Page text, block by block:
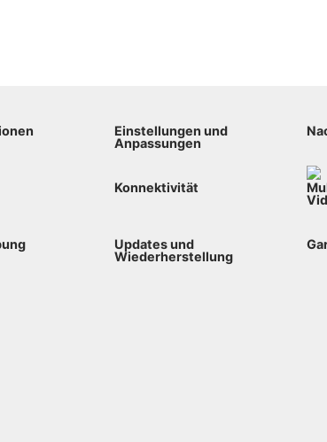
Einstellungen und
Anpassungen
Konnektivität
Updates und
Wiederherstellung